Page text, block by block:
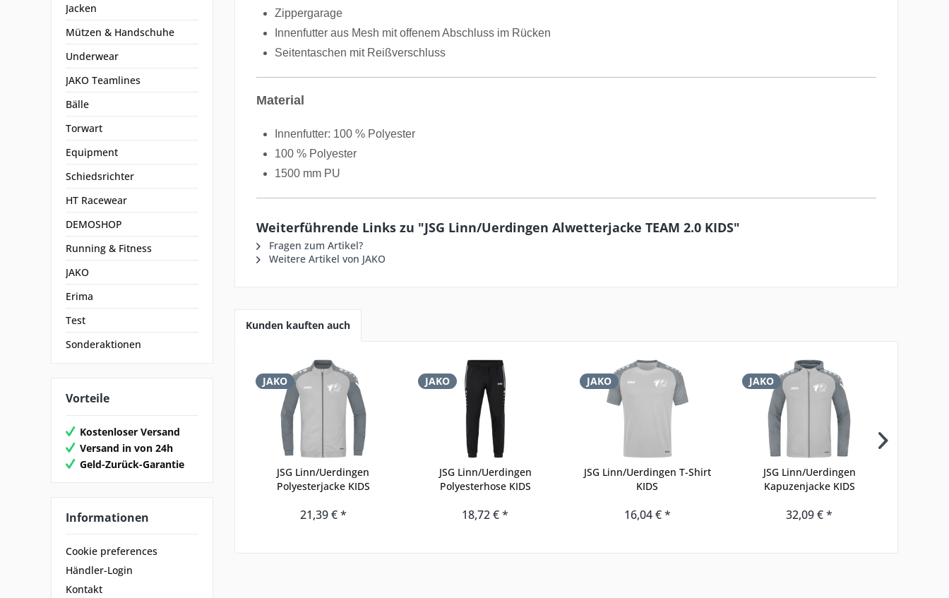
Jacken
Mützen & Handschuhe
Underwear
JAKO Teamlines
Bälle
Torwart
Equipment
Schiedsrichter
HT Racewear
DEMOSHOP
Running & Fitness
JAKO
Erima
Test
Sonderaktionen
Vorteile
Kostenloser Versand
Versand in von 24h
Geld-Zurück-Garantie
Informationen
Cookie preferences
Händler-Login
Kontakt
Zippergarage
Innenfutter aus Mesh mit offenem Abschluss im Rücken
Seitentaschen mit Reißverschluss
Material
Innenfutter: 100 % Polyester
100 % Polyester
1500 mm PU
Weiterführende Links zu "JSG Linn/Uerdingen Alwetterjacke TEAM 2.0 KIDS"
Fragen zum Artikel?
Weitere Artikel von JAKO
Kunden kauften auch
JAKO
JSG Linn/Uerdingen
Polyesterjacke KIDS
21,39 € *
JAKO
JSG Linn/Uerdingen
Polyesterhose KIDS
18,72 € *
JAKO
JSG Linn/Uerdingen T-Shirt
KIDS
16,04 € *
JAKO
JSG Linn/Uerdingen
Kapuzenjacke KIDS
32,09 € *